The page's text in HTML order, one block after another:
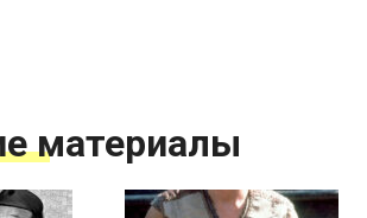
материалы